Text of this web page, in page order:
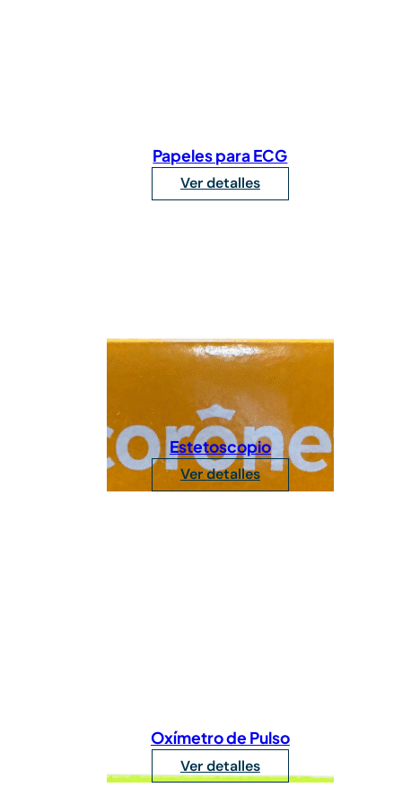
Papeles para ECG
Ver detalles
Estetoscopio
Ver detalles
Oxímetro de Pulso
Ver detalles